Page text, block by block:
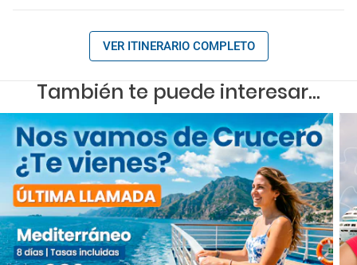
VER ITINERARIO COMPLETO
También te puede interesar...